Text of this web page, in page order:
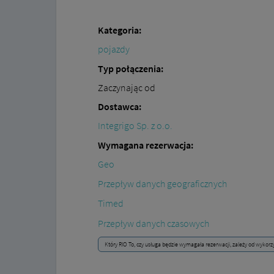
Kategoria:
pojazdy
Typ połączenia:
Zaczynając od
Dostawca:
Integrigo Sp. z o.o.
Wymagana rezerwacja:
Geo
Przepływ danych geograficznych
Timed
Przepływ danych czasowych
Który RIO To, czy usługa będzie wymagała rezerwacji, zależy od